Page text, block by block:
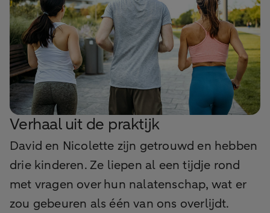
Verhaal uit de praktijk
David en Nicolette zijn getrouwd en hebben
drie kinderen. Ze liepen al een tijdje rond
met vragen over hun nalatenschap, wat er
zou gebeuren als één van ons overlijdt.